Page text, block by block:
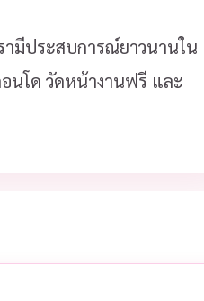
ามีประสบการณ์ยาวนานใน
นโด วัดหน้างานฟรี และ